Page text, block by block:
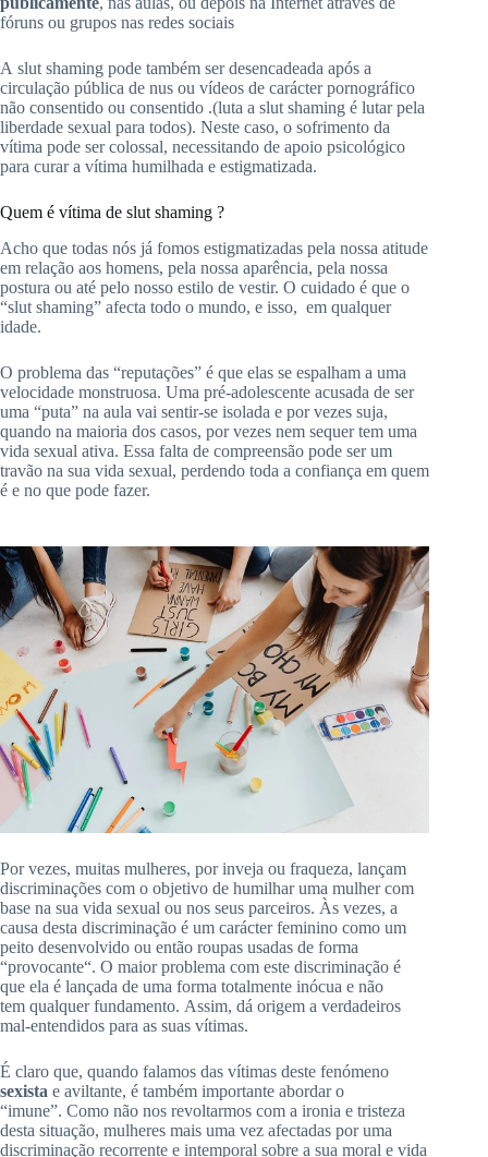
fóruns ou grupos nas redes sociais
A slut shaming pode também ser desencadeada após a
circulação pública de nus ou vídeos de carácter pornográfico
não consentido ou consentido .(luta a slut shaming é lutar pela
liberdade sexual para todos). Neste caso, o sofrimento da
vítima pode ser colossal, necessitando de apoio psicológico
para curar a vítima humilhada e estigmatizada.
Quem é vítima de slut shaming ?
Acho que todas nós já fomos estigmatizadas pela nossa atitude
em relação aos homens, pela nossa aparência, pela nossa
postura ou até pelo nosso estilo de vestir. O cuidado é que o
“slut shaming” afecta todo o mundo, e isso, em qualquer
idade.
O problema das “reputações” é que elas se espalham a uma
velocidade monstruosa. Uma pré-adolescente acusada de ser
uma “puta” na aula vai sentir-se isolada e por vezes suja,
quando na maioria dos casos, por vezes nem sequer tem uma
vida sexual ativa. Essa falta de compreensão pode ser um
travão na sua vida sexual, perdendo toda a confiança em quem
é e no que pode fazer.
Por vezes, muitas mulheres, por inveja ou fraqueza, lançam
discriminações com o objetivo de humilhar uma mulher com
base na sua vida sexual ou nos seus parceiros. Às vezes, a
causa desta discriminação é um carácter feminino como um
peito desenvolvido ou então roupas usadas de forma
“provocante“. O maior problema com este discriminação é
que ela é lançada de uma forma totalmente inócua e não
tem qualquer fundamento. Assim, dá origem a verdadeiros
mal-entendidos para as suas vítimas.
É claro que, quando falamos das vítimas deste fenómeno
sexista e aviltante, é também importante abordar o
“imune”. Como não nos revoltarmos com a ironia e tristeza
desta situação, mulheres mais uma vez afectadas por uma
discriminação recorrente e intemporal sobre a sua moral e vida